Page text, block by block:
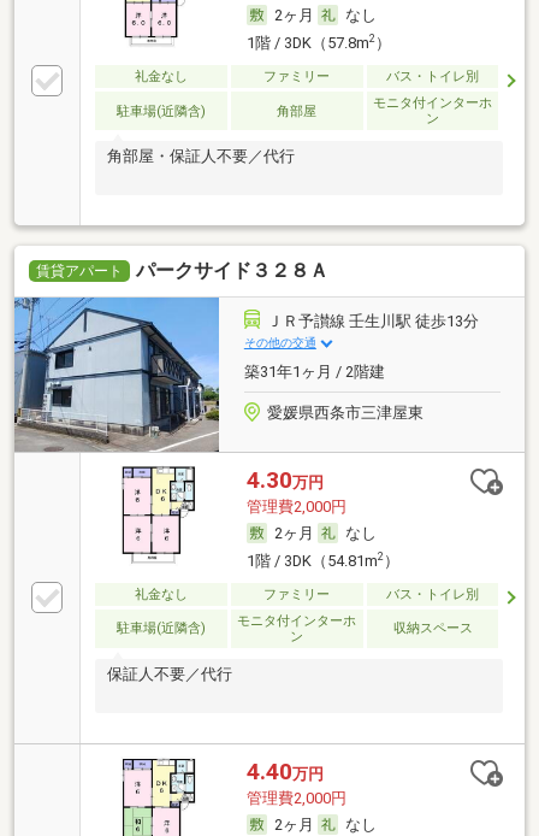
2ヶ月
なし
1階 / 3DK（57.8m2）
礼金なし ファミリー バス・トイレ別
駐車場(近隣含) 角部屋
モニタ付インターホ
ン
角部屋・保証人不要／代行
賃貸アパート パークサイド３２８Ａ
ＪＲ予讃線 壬生川駅 徒歩13分
その他の交通
築31年1ヶ月 / 2階建
愛媛県西条市三津屋東
4.30万円
管理費2,000円
2ヶ月
なし
1階 / 3DK（54.81m2）
礼金なし ファミリー バス・トイレ別
駐車場(近隣含)
モニタ付インターホ
ン
収納スペース
保証人不要／代行
4.40万円
管理費2,000円
2ヶ月
なし